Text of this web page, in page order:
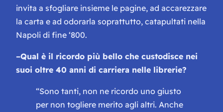
invita a sfogliare insieme le pagine, ad accarezzare
la carta e ad odorarla soprattutto, catapultati nella
Napoli di fine ‘800.
–Qual è il ricordo più bello che custodisce nei
suoi oltre 40 anni di carriera nelle librerie?
“Sono tanti, non ne ricordo uno giusto
per non togliere merito agli altri. Anche